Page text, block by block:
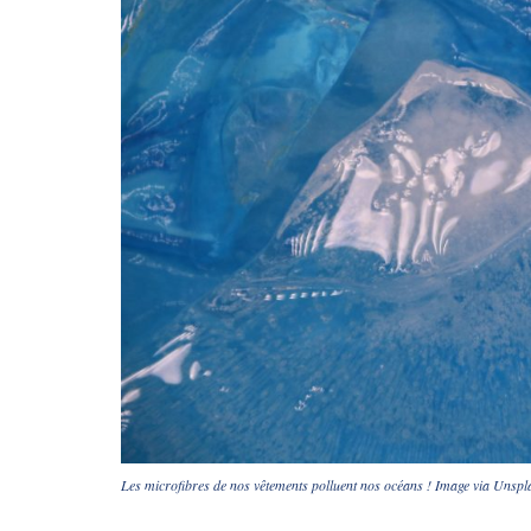
Les microfibres de nos vêtements polluent nos océans ! Image via